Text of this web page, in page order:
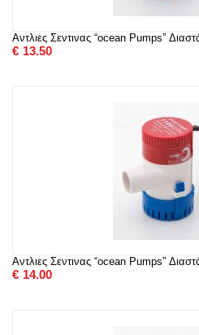
Αντλιες Σεντινας “ocean Pumps”
€ 13.50
Αντλιες Σεντινας “ocean Pumps”
€ 14.00